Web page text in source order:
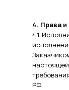
4. Права
4.1.
РФ.